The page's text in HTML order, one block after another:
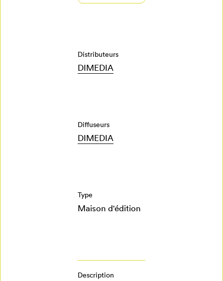
Distributeurs
DIMEDIA
Diffuseurs
DIMEDIA
Type
Maison d'édition
Description
Créer un
profil